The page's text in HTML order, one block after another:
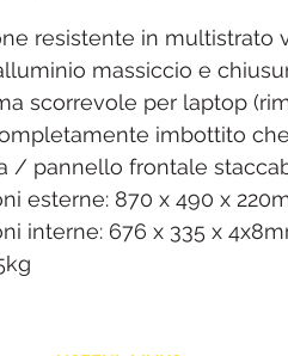
resistente in multistrato
massiccio e
scorrevole per laptop
imbottito
/ pannello frontale
esterne: 870 x 490 x
interne: 676 x 335 x